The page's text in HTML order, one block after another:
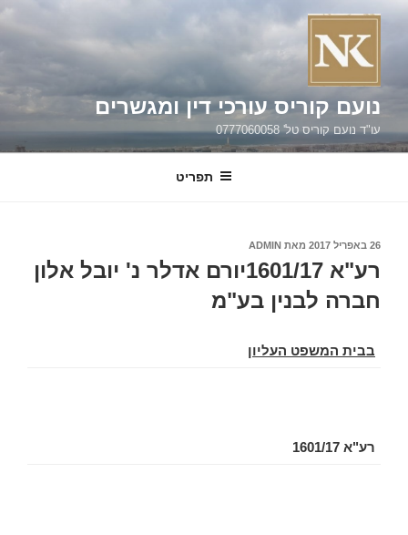
דילוג
נועם קוריס עורכי דין ומגשרים
עו"ד נועם קוריס טל' 0777060058
תפריט
פורסם
26 באפריל 2017 מאת ADMIN
רע"א 1601/17יורם אדלר נ' יובל אלון
חברה לבנין בע"מ
בבית המשפט העליון
רע"א 1601/17